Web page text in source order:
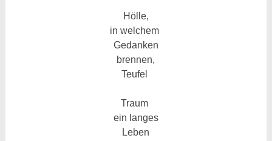
Hölle,
in welchem
Gedanken
brennen,
Teufel
Traum
ein langes
Leben